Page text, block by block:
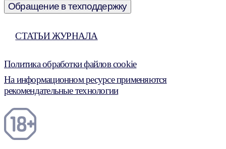
Обращение в техподдержку
СТАТЬИ ЖУРНАЛА
Политика обработки файлов cookie
На информационном ресурсе применяются
рекомендательные технологии